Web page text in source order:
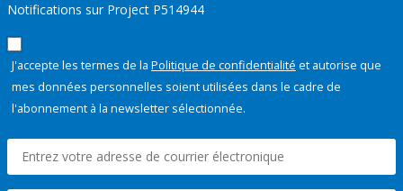
Notifications sur Project P514944
J'accepte les termes de la Politique de confidentialité et autorise que
mes données personnelles soient utilisées dans le cadre de
l'abonnement à la newsletter sélectionnée.